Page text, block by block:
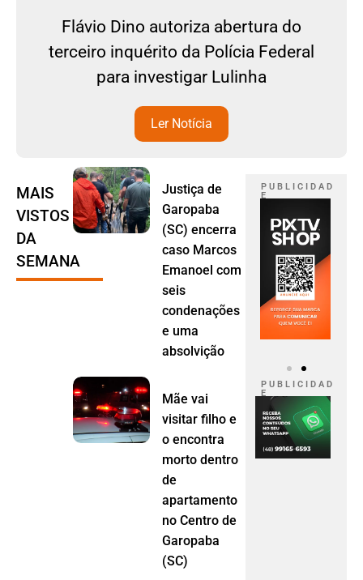
Flávio Dino autoriza abertura do
terceiro inquérito da Polícia Federal
para investigar Lulinha
Ler Notícia
MAIS
VISTOS
DA
SEMANA
Justiça de
Garopaba
(SC) encerra
caso Marcos
Emanoel com
seis
condenações
e uma
absolvição
Mãe vai
visitar filho e
o encontra
morto dentro
de
apartamento
no Centro de
Garopaba
(SC)
P U B L I C I D A D
E
P U B L I C I D A D
E